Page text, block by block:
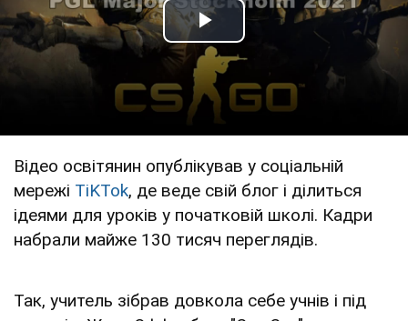
Play Video
Відео освітянин опублікував у соціальній
мережі TiKTok, де веде свій блог і ділиться
ідеями для уроків у початковій школі. Кадри
набрали майже 130 тисяч переглядів.
Так, учитель зібрав довкола себе учнів і під